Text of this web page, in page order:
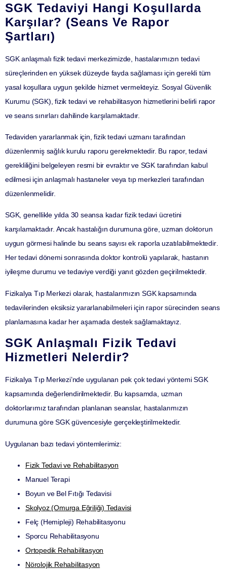
SGK Tedaviyi Hangi Koşullarda
Karşılar? (Seans Ve Rapor
Şartları)
SGK anlaşmalı fizik tedavi merkezimizde, hastalarımızın tedavi
süreçlerinden en yüksek düzeyde fayda sağlaması için gerekli tüm
yasal koşullara uygun şekilde hizmet vermekteyiz. Sosyal Güvenlik
Kurumu (SGK) , fizik tedavi ve rehabilitasyon hizmetlerini belirli rapor
ve seans sınırları dahilinde karşılamaktadır.
Tedaviden yararlanmak için,fizik tedavi uzmanı tarafından
düzenlenmiş sağlık kurulu raporu gerekmektedir. Bu rapor, tedavi
gerekliliğini belgeleyen resmi bir evraktır ve SGK tarafından kabul
edilmesi için anlaşmalı hastaneler veya tıp merkezleri tarafından
düzenlenmelidir.
SGK, genellikle yılda 30 seansa kadarfizik tedavi ücretini
karşılamaktadır. Ancak hastalığın durumuna göre, uzman doktorun
uygun görmesi halinde bu seans sayısıek raporla uzatılabilmektedir.
Her tedavi dönemi sonrasında doktor kontrolü yapılarak, hastanın
iyileşme durumu ve tedaviye verdiği yanıt gözden geçirilmektedir.
Fizikalya Tıp Merkeziolarak, hastalarımızın SGK kapsamında
tedavilerinden eksiksiz yararlanabilmeleri için rapor sürecinden seans
planlamasına kadar her aşamada destek sağlamaktayız.
SGK Anlaşmalı Fizik Tedavi
Hizmetleri Nelerdir?
Fizikalya Tıp Merkezi’nde uygulanan pek çok tedavi yöntemiSGK
kapsamında değerlendirilmektedir. Bu kapsamda, uzman
doktorlarımız tarafından planlanan seanslar, hastalarımızın
durumuna göre SGK güvencesiyle gerçekleştirilmektedir.
Uygulanan bazı tedavi yöntemlerimiz:
Fizik Tedavi ve Rehabilitasyon
Manuel Terapi
Boyun ve Bel Fıtığı Tedavisi
Skolyoz (Omurga Eğriliği) Tedavisi
Felç (Hemipleji) Rehabilitasyonu
Sporcu Rehabilitasyonu
Ortopedik Rehabilitasyon
Nörolojik Rehabilitasyon